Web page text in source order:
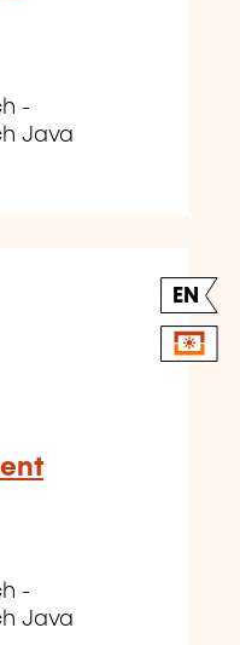
-
Java
EN
-
Java